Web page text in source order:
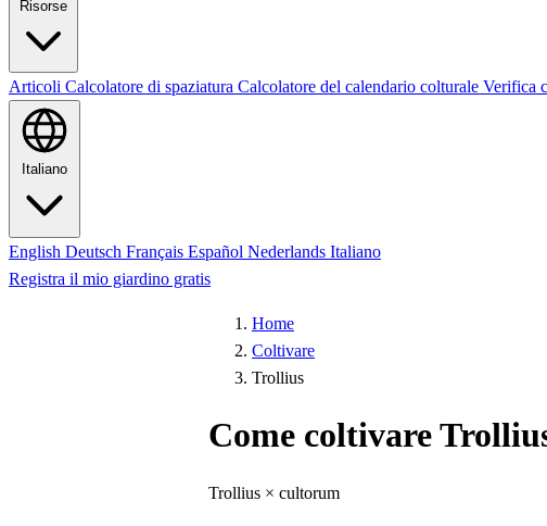
Risorse
Articoli Calcolatore di spaziatura Calcolatore del calendario colturale Verifica
Italiano
English Deutsch Français Español Nederlands Italiano
Registra il mio giardino gratis
Home
Coltivare
Trollius
Come coltivare
Trollius × cultorum